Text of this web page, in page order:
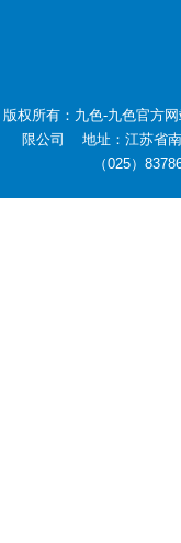
版权所有：九色-九色官方
限公司
地址：江苏省
（025）